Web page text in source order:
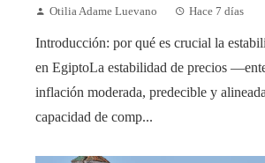
Otilia Adame Luevano Hace 7 días
Introducción: por qué es crucial la
en EgiptoLa estabilidad de precios
inflación moderada, predecible y
capacidad de comp...